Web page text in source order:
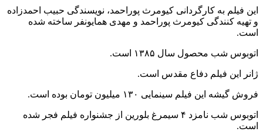
این فیلم به کارگردانی کیومرث پوراحمد، نویسندگی حبیب احمدزاده
و تهیه کنندگی کیومرث پوراحمد و مهدی همایونفر ساخته شده
است.
اتوبوس شب محصول سال ۱۳۸۵ است.
ژانر این فیلم دفاع مقدس است.
فروش گیشه این فیلم سینمایی ۱۳۰ میلیون تومان بوده است.
اتوبوس شب نامزد ۴ سیمرغ بلورین از جشنواره فیلم فجر شده
است.